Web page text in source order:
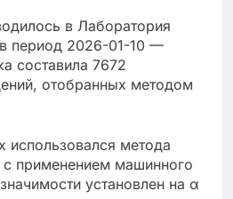
в Лаборатория
период 2026-01-10 —
составила 7672
отобранных методом
использовался метода
с применением машинного
установлен на α